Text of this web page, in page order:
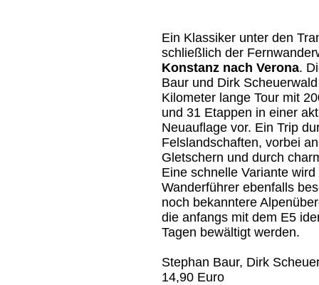
Ein Klassiker unter den
schließlich der
Konstanz nach Verona.
Baur und Dirk
Kilometer lange Tour mit
und 31 Etappen in einer
Neuauflage vor. Ein Trip
Felslandschaften, vorbei
Gletschern und durch
Eine schnelle Variante wird
Wanderführer ebenfalls
noch bekanntere
die anfangs mit dem E5
Tagen bewältigt werden.
Stephan Baur, Dirk
14,90 Euro